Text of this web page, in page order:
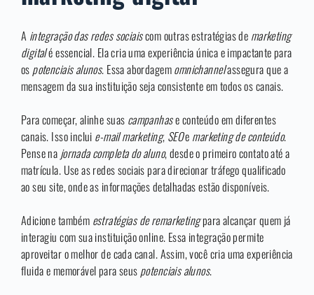
A integração das redes sociaiscom outras estratégias de marketing
digitalé essencial. Ela cria uma experiência única e impactante para
os potenciais alunos. Essa abordagemomnichannelassegura que a
mensagem da sua instituição seja consistente em todos os canais.
Para começar, alinhe suas campanhase conteúdo em diferentes
canais. Isso inclui e-mail marketing, SEOe marketing de conteúdo.
Pense na jornada completa do aluno, desde o primeiro contato até a
matrícula. Use as redes sociais para direcionar tráfego qualificado
ao seu site, onde as informações detalhadas estão disponíveis.
Adicione também estratégias de remarketingpara alcançar quem já
interagiu com sua instituição online. Essa integração permite
aproveitar o melhor de cada canal. Assim, você cria uma experiência
fluida e memorável para seus potenciais alunos.